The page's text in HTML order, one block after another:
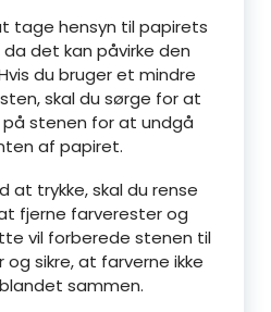
tage hensyn til papirets
det kan påvirke den
du bruger et mindre
skal du sørge for at
stenen for at undgå
af papiret.
at trykke, skal du rense
fjerne farverester og
vil forberede stenen til
sikre, at farverne ikke
sammen.